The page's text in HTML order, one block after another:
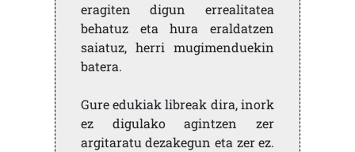
eragiten digun errealitatea
behatuz eta hura eraldatzen
saiatuz, herri mugimenduekin
batera.
Gure edukiak libreak dira, inork
ez digulako agintzen zer
argitaratu dezakegun eta zer ez.